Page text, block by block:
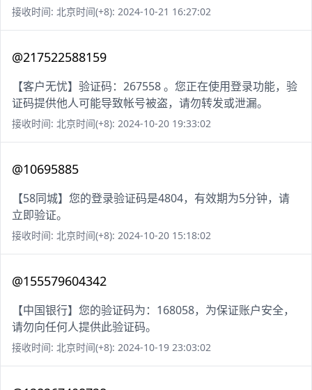
接收时间: 北京时间(+8): 2024-10-21 16:27:02
@217522588159
【客户无忧】验证码：267558 。您正在使用登录功能，验
证码提供他人可能导致帐号被盗，请勿转发或泄漏。
接收时间: 北京时间(+8): 2024-10-20 19:33:02
@10695885
【58同城】您的登录验证码是4804，有效期为5分钟，请
立即验证。
接收时间: 北京时间(+8): 2024-10-20 15:18:02
@155579604342
【中国银行】您的验证码为：168058，为保证账户安全，
请勿向任何人提供此验证码。
接收时间: 北京时间(+8): 2024-10-19 23:03:02